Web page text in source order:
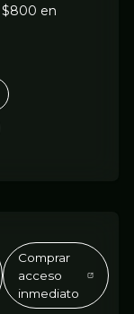
$800 en
Comprar
acceso
inmediato